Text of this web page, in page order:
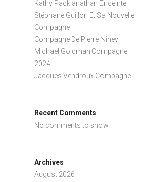
Kathy Packianathan Enceinte
Stéphane Guillon Et Sa Nouvelle
Compagne
Compagne De Pierre Niney
Michael Goldman Compagne
2024
Jacques Vendroux Compagne
Recent Comments
No comments to show.
Archives
August 2026